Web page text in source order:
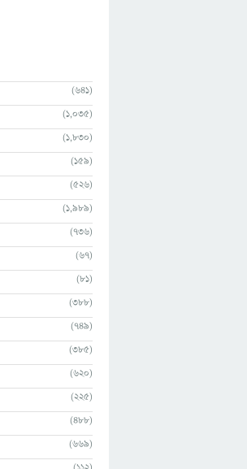
(641)
(1,035)
(1,830)
(159)
(526)
(1,989)
(736)
(67)
(81)
(388)
(749)
(385)
(620)
(225)
(488)
(669)